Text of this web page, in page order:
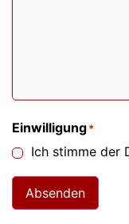
Einwilligung*
Ich stimme der
Absenden